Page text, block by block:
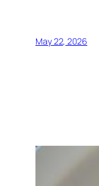
May 22, 2026